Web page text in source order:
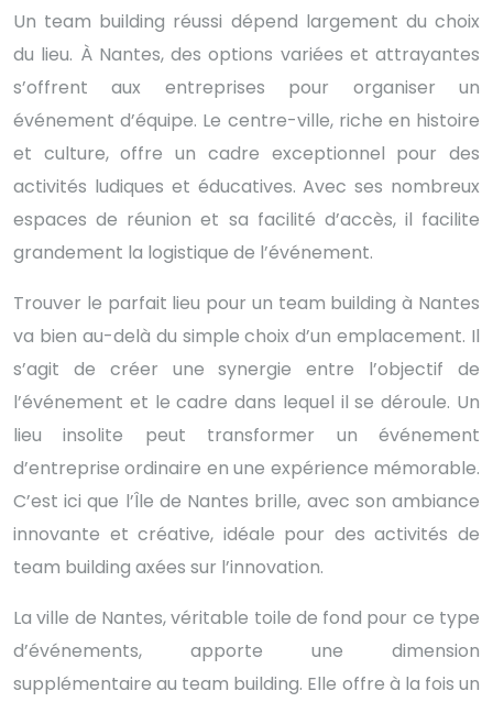
Un team building réussi dépend largement du choix
du lieu. À Nantes, des options variées et attrayantes
s’offrent aux entreprises pour organiser un
événement d’équipe. Le centre-ville, riche en histoire
et culture, offre un cadre exceptionnel pour des
activités ludiques et éducatives. Avec ses nombreux
espaces de réunion et sa facilité d’accès, il facilite
grandement la logistique de l’événement.
Trouver le parfait lieu pour un team building à Nantes
va bien au-delà du simple choix d’un emplacement. Il
s’agit de créer une synergie entre l’objectif de
l’événement et le cadre dans lequel il se déroule. Un
lieu insolite peut transformer un événement
d’entreprise ordinaire en une expérience mémorable.
C’est ici que l’Île de Nantes brille, avec son ambiance
innovante et créative, idéale pour des activités de
team building axées sur l’innovation.
La ville de Nantes, véritable toile de fond pour ce type
d’événements, apporte une dimension
supplémentaire au team building. Elle offre à la fois un